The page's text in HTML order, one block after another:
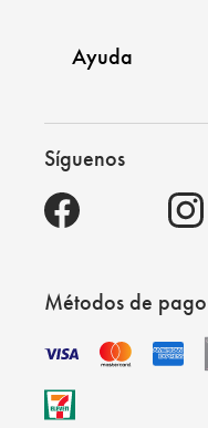
Ayuda
Síguenos
Métodos de pago